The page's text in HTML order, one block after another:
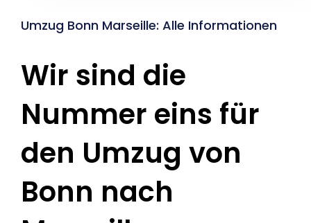
Umzug Bonn Marseille: Alle Informationen
Wir sind die
Nummer eins für
den Umzug von
Bonn nach